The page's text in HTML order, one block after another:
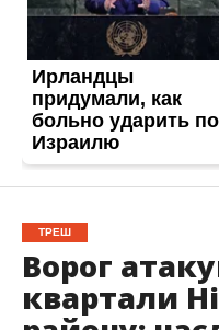
ТРЕШ
Ворог
квартали